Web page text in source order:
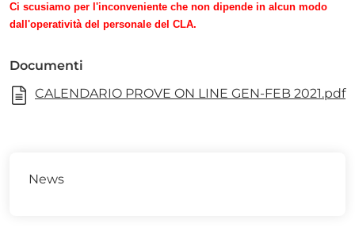
Ci scusiamo per l'inconveniente che non dipende in alcun modo
dall'operatività del personale del CLA.
Documenti
CALENDARIO PROVE ON LINE GEN-FEB 2021.pdf
News